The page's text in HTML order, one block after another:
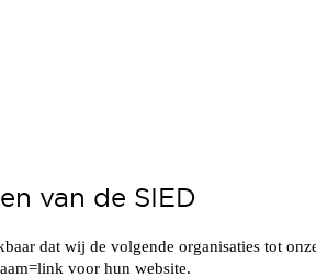
van de SIED
dat wij de volgende organisaties tot
voor hun website.